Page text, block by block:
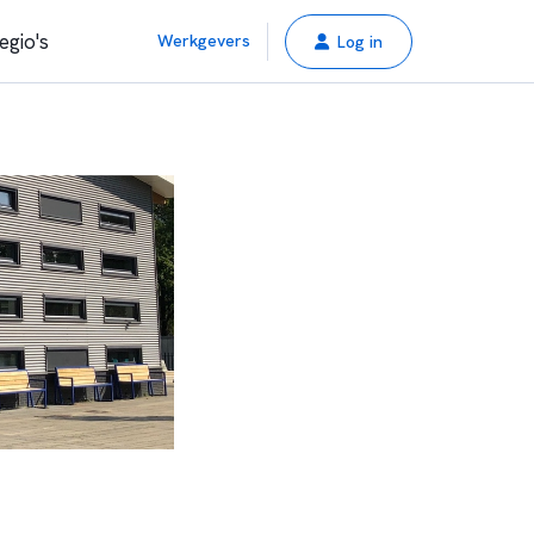
Werkgevers Log in